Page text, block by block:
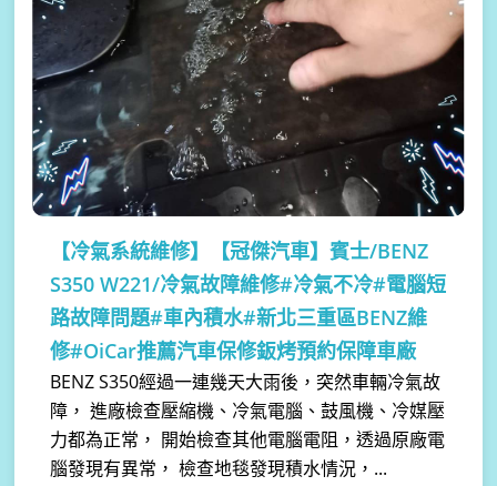
【冷氣系統維修】
【冠傑汽車】賓士/BENZ
S350 W221/冷氣故障維修#冷氣不冷#電腦短
路故障問題#車內積水#新北三重區BENZ維
修#OiCar推薦汽車保修鈑烤預約保障車廠
BENZ S350經過一連幾天大雨後，突然車輛冷氣故
障， 進廠檢查壓縮機、冷氣電腦、鼓風機、冷媒壓
力都為正常， 開始檢查其他電腦電阻，透過原廠電
腦發現有異常， 檢查地毯發現積水情況，...